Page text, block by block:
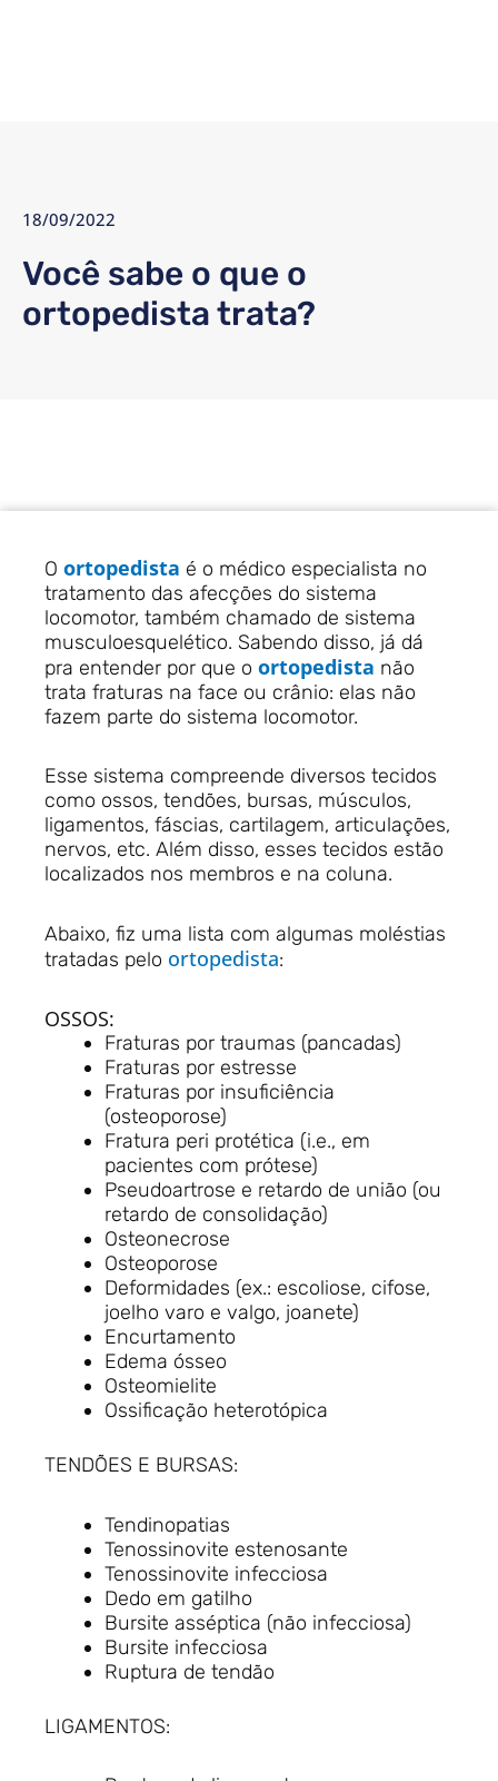
18/09/2022
Você sabe o que o
ortopedista trata?
O ortopedista é o médico especialista no
tratamento das afecções do sistema
locomotor, também chamado de sistema
musculoesquelético. Sabendo disso, já dá
pra entender por que o ortopedista não
trata fraturas na face ou crânio: elas não
fazem parte do sistema locomotor.
Esse sistema compreende diversos tecidos
como ossos, tendões, bursas, músculos,
ligamentos, fáscias, cartilagem, articulações,
nervos, etc. Além disso, esses tecidos estão
localizados nos membros e na coluna.
Abaixo, fiz uma lista com algumas moléstias
tratadas pelo ortopedista:
OSSOS:
Fraturas por traumas (pancadas)
Fraturas por estresse
Fraturas por insuficiência
(osteoporose)
Fratura peri protética (i.e., em
pacientes com prótese)
Pseudoartrose e retardo de união (ou
retardo de consolidação)
Osteonecrose
Osteoporose
Deformidades (ex.: escoliose, cifose,
joelho varo e valgo, joanete)
Encurtamento
Edema ósseo
Osteomielite
Ossificação heterotópica
TENDÕES E BURSAS:
Tendinopatias
Tenossinovite estenosante
Tenossinovite infecciosa
Dedo em gatilho
Bursite asséptica (não infecciosa)
Bursite infecciosa
Ruptura de tendão
LIGAMENTOS: